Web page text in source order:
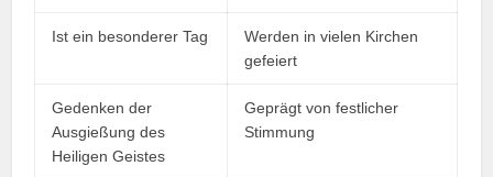
Ist ein besonderer Tag
Werden in vielen Kirchen
gefeiert
Gedenken der
Ausgießung des
Heiligen Geistes
Geprägt von festlicher
Stimmung